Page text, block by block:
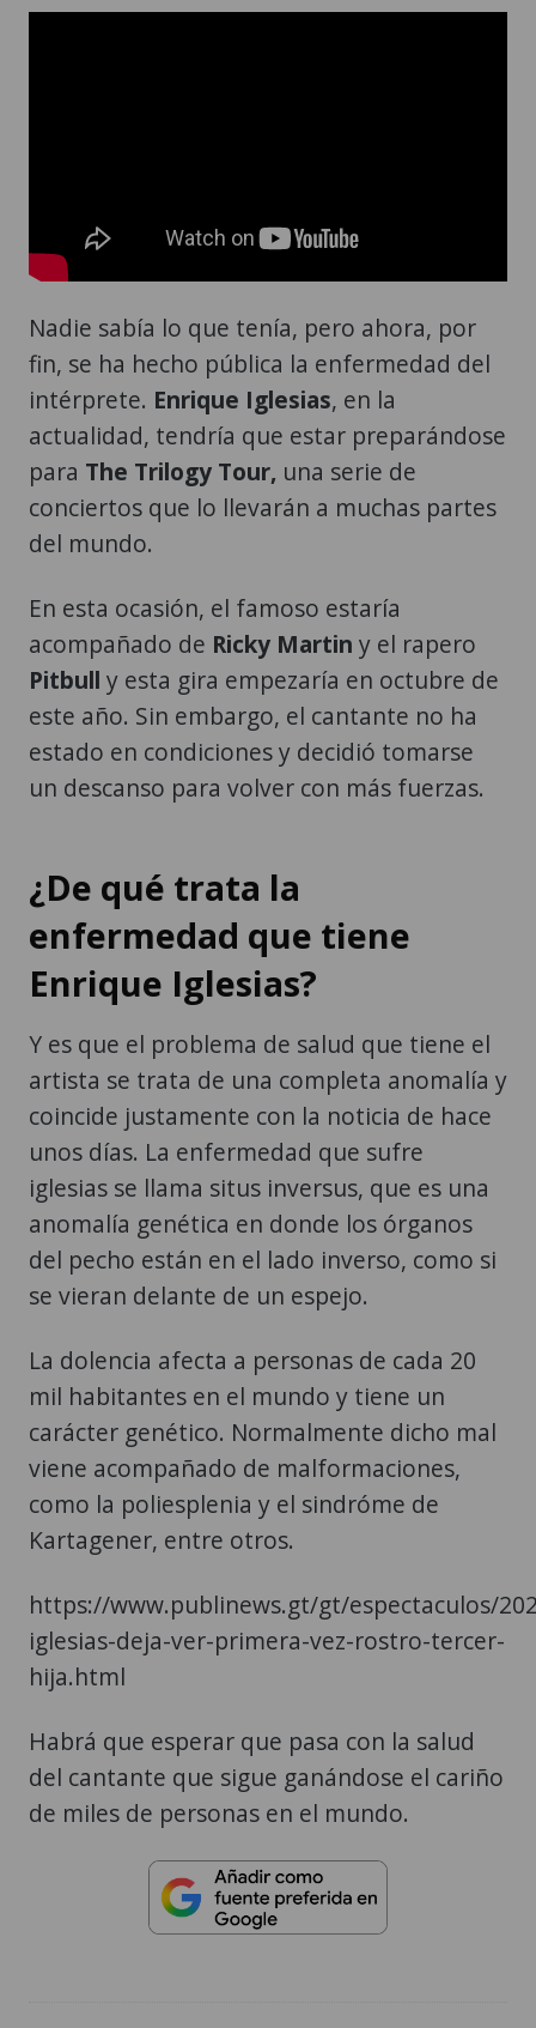
Nadie sabía lo que tenía, pero ahora, por
fin, se ha hecho pública la enfermedad del
intérprete. Enrique Iglesias, en la
actualidad, tendría que estar preparándose
para The Trilogy Tour, una serie de
conciertos que lo llevarán a muchas partes
del mundo.
En esta ocasión, el famoso estaría
acompañado de Ricky Martin y el rapero
Pitbull y esta gira empezaría en octubre de
este año. Sin embargo, el cantante no ha
estado en condiciones y decidió tomarse
un descanso para volver con más fuerzas.
¿De qué trata la
enfermedad que tiene
Enrique Iglesias?
Y es que el problema de salud que tiene el
artista se trata de una completa anomalía y
coincide justamente con la noticia de hace
unos días. La enfermedad que sufre
iglesias se llama situs inversus, que es una
anomalía genética en donde los órganos
del pecho están en el lado inverso, como si
se vieran delante de un espejo.
La dolencia afecta a personas de cada 20
mil habitantes en el mundo y tiene un
carácter genético. Normalmente dicho mal
viene acompañado de malformaciones,
como la poliesplenia y el sindróme de
Kartagener, entre otros.
https://www.publinews.gt/gt/espectaculos/
iglesias-deja-ver-primera-vez-rostro-tercer-
hija.html
Habrá que esperar que pasa con la salud
del cantante que sigue ganándose el cariño
de miles de personas en el mundo.